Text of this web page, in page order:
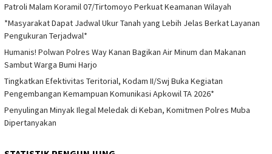
Patroli Malam Koramil 07/Tirtomoyo Perkuat Keamanan Wilayah
*Masyarakat Dapat Jadwal Ukur Tanah yang Lebih Jelas Berkat Layanan
Pengukuran Terjadwal*
Humanis! Polwan Polres Way Kanan Bagikan Air Minum dan Makanan
Sambut Warga Bumi Harjo
Tingkatkan Efektivitas Teritorial, Kodam II/Swj Buka Kegiatan
Pengembangan Kemampuan Komunikasi Apkowil TA 2026*
Penyulingan Minyak Ilegal Meledak di Keban, Komitmen Polres Muba
Dipertanyakan